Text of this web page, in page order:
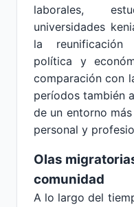
laborales,
universidades
la reunificación
política y
comparación con
períodos también
de un entorno
personal y
Olas
comunidad
A lo largo del